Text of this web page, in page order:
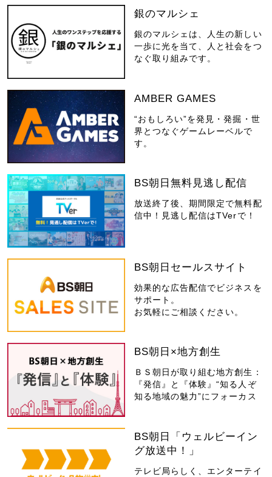
銀のマルシェ
銀のマルシェは、人生の新しい
一歩に光を当て、人と社会をつ
なぐ取り組みです。
AMBER GAMES
“おもしろい”を発見・発掘・世
界とつなぐゲームレーベルで
す。
BS朝日無料見逃し配信
放送終了後、期間限定で無料配
信中！見逃し配信はTVerで！
BS朝日セールスサイト
効果的な広告配信でビジネスを
サポート。
お気軽にご相談ください。
BS朝日×地方創生
ＢＳ朝日が取り組む地方創生：
『発信』と『体験』“知る人ぞ
知る地域の魅力”にフォーカス
BS朝日「ウェルビーイン
グ放送中！」
テレビ局らしく、エンターテイ